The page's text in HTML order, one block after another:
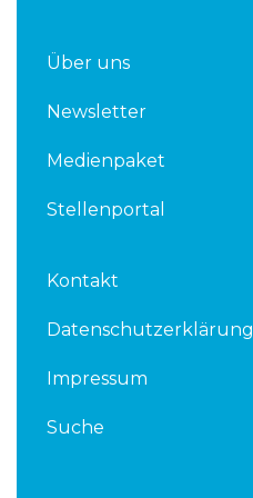
Über uns
Newsletter
Medienpaket
Stellenportal
Kontakt
Datenschutzerklärung
Impressum
Suche